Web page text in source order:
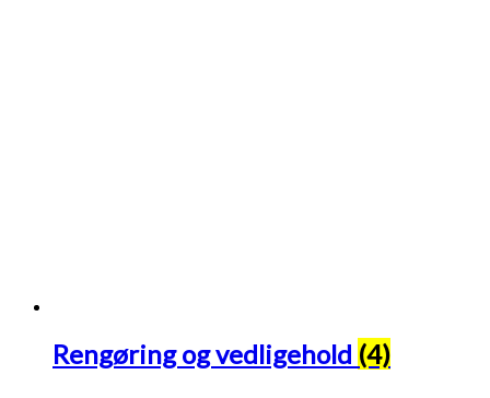
Rengøring og vedligehold (4)